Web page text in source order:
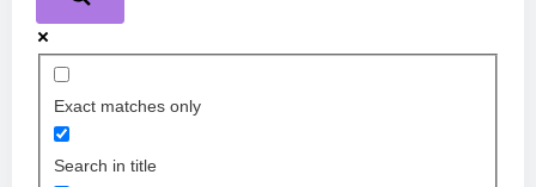
Exact matches only
Search in title